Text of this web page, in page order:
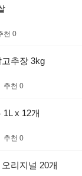
천 0
추장 3kg
추천 0
x 12개
추천 0
리지널 20개